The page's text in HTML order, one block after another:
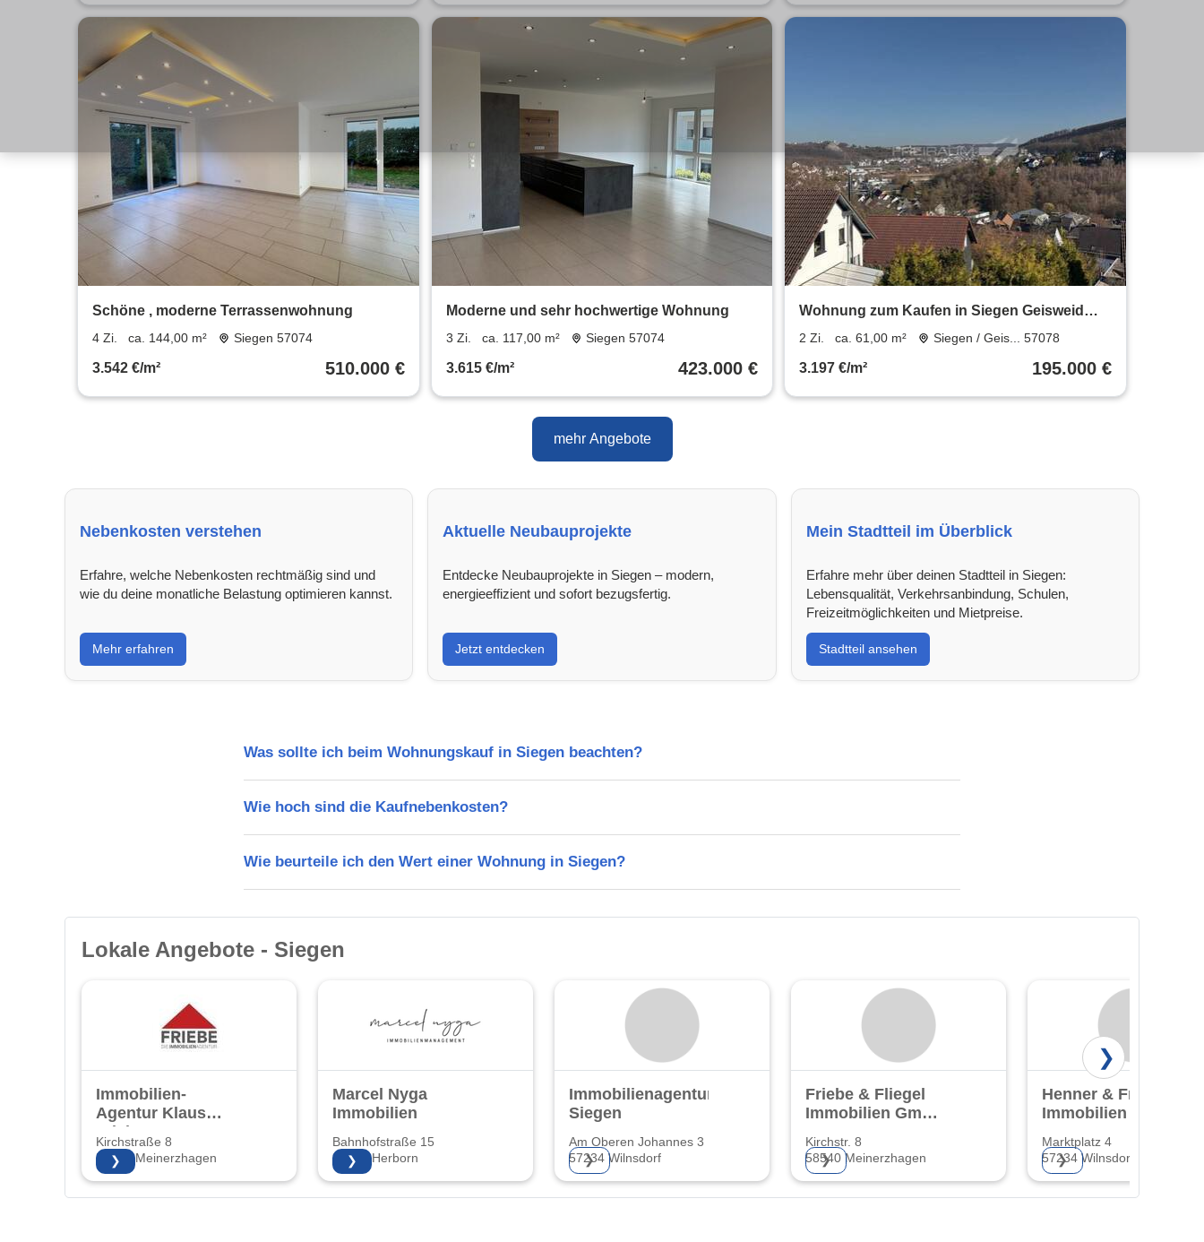
Schöne , moderne Terrassenwohnung
4 Zi. ca. 144,00 m² Siegen 57074
3.542 €/m² 510.000 €
Moderne und sehr hochwertige Wohnung
3 Zi. ca. 117,00 m² Siegen 57074
3.615 €/m² 423.000 €
Wohnung zum Kaufen in Siegen Geisweid
195.000 € 61 m²
2 Zi. ca. 61,00 m² Siegen / Geis... 57078
3.197 €/m² 195.000 €
mehr Angebote
Nebenkosten verstehen
Erfahre, welche Nebenkosten rechtmäßig sind und
wie du deine monatliche Belastung optimieren kannst.
Mehr erfahren
Aktuelle Neubauprojekte
Entdecke Neubauprojekte in Siegen – modern,
energieeffizient und sofort bezugsfertig.
Jetzt entdecken
Mein Stadtteil im Überblick
Erfahre mehr über deinen Stadtteil in Siegen:
Lebensqualität, Verkehrsanbindung, Schulen,
Freizeitmöglichkeiten und Mietpreise.
Stadtteil ansehen
Was sollte ich beim Wohnungskauf in Siegen beachten?
Wie hoch sind die Kaufnebenkosten?
Wie beurteile ich den Wert einer Wohnung in Siegen?
Lokale Angebote - Siegen
Immobilien-
Agentur Klaus
Friebe
Kirchstraße 8
58540 Meinerzhagen
❯
Marcel Nyga
Immobilien
Bahnhofstraße 15
35745 Herborn
❯
Immobilienagentur
Siegen
Am Oberen Johannes 3
57234 Wilnsdorf
❯
Friebe & Fliegel
Immobilien GmbH
Kirchstr. 8
58540 Meinerzhagen
❯
Henner & Frieder
Immobilien GmbH
Marktplatz 4
57234 Wilnsdorf
❯
❯